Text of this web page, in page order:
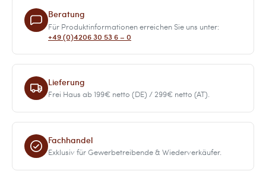
Beratung
Für Produktinformationen erreichen Sie uns unter:
+49 (0)4206 30 53 6 – 0
Lieferung
Frei Haus ab 199€ netto (DE) / 299€ netto (AT).
Fachhandel
Exklusiv für Gewerbetreibende & Wiederverkäufer.